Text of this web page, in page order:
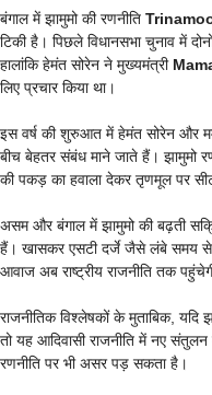
बंगाल में झामुमो की रणनीति
टिकी है। पिछले विधानसभा चुनाव में
हालांकि हेमंत सोरेन ने मुख्यमंत्री
लिए प्रचार किया था।
इस वर्ष की शुरुआत में हेमंत सोरेन और
बीच बेहतर संबंध माने जाते हैं। झामुमो
की पकड़ का हवाला देकर तृणमूल पर
असम और बंगाल में झामुमो की बढ़ती
हैं। खासकर एसटी दर्जे जैसे लंबे समय से
आवाज अब राष्ट्रीय राजनीति तक
राजनीतिक विश्लेषकों के मुताबिक, यदि
तो यह आदिवासी राजनीति में नए
रणनीति पर भी असर पड़ सकता है।